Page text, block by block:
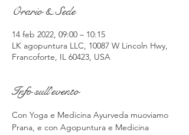
Orario & Sede
14 feb 2022, 09:00 – 10:15
LK agopuntura LLC, 10087 W Lincoln Hwy,
Francoforte, IL 60423, USA
Info sull'evento
Con Yoga e Medicina Ayurveda muoviamo
Prana, e con Agopuntura e Medicina